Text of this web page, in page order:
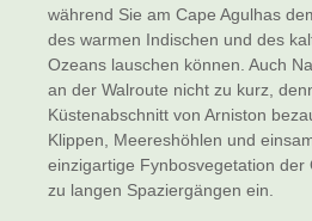
während Sie am Cape Agulhas
des warmen Indischen und des
Ozeans lauschen können. Auch
an der Walroute nicht zu kurz,
Küstenabschnitt von Arniston
Klippen, Meereshöhlen und
einzigartige Fynbosvegetation
zu langen Spaziergängen ein.